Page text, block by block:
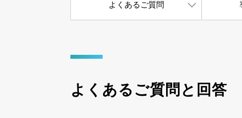
よくあるご質問
よくあるご質問と回答